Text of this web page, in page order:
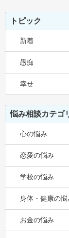
トピック
新着
愚痴
幸せ
悩み相談カテゴ
心の悩み
恋愛の悩み
学校の悩み
身体・健康の悩
お金の悩み